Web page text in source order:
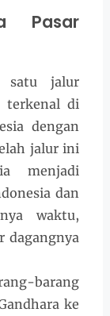
Pasar
satu jalur
terkenal di
dengan
jalur ini
menjadi
dan
waktu,
dagangnya
barang
ke